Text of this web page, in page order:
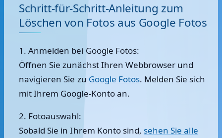
Schritt-für-Schritt-Anleitung zum
Löschen von Fotos aus Google Fotos
1. Anmelden bei Google Fotos:
Öffnen Sie zunächst Ihren Webbrowser und
navigieren Sie zu Google Fotos. Melden Sie sich
mit Ihrem Google-Konto an.
2. Fotoauswahl:
Sobald Sie in Ihrem Konto sind, sehen Sie alle